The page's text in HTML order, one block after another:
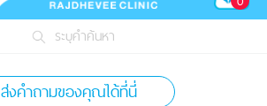
ระบุคำค้นหา
ส่งคำถามของคุณได้ที่นี่